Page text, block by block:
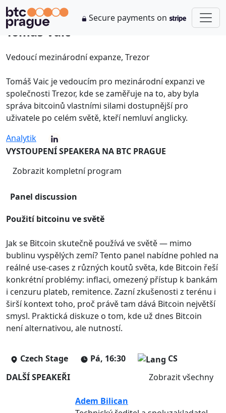
Secure payments on
Tomáš Vaic
Vedoucí mezinárodní expanze, Trezor
Tomáš Vaic je vedoucím pro mezinárodní expanzi ve
společnosti Trezor, kde se zaměřuje na to, aby byla
správa bitcoinů vlastními silami dostupnější pro
uživatele po celém světě, kteří nemluví anglicky.
Analytik
VYSTOUPENÍ SPEAKERA NA BTC PRAGUE
Zobrazit kompletní program
Panel discussion
Použití bitcoinu ve světě
Jak se Bitcoin skutečně používá ve světě — mimo
bublinu vyspělých zemí? Tento panel nabídne pohled na
reálné use-cases z různých koutů světa, kde Bitcoin řeší
konkrétní problémy: inflaci, omezený přístup k bankám
i cenzuru plateb, remitence. Zazní zkušenosti z terénu i
širší kontext toho, proč právě tam dává Bitcoin největší
smysl. Praktická diskuze o tom, kde už dnes Bitcoin
není alternativou, ale nutností.
Czech Stage Pá, 16:30
CS
DALŠÍ SPEAKEŘI
Zobrazit všechny
Adem Bilican